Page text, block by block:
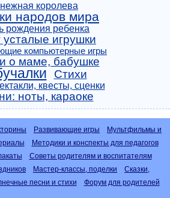
королева
народов мира
рождения ребенка
усталые игрушки
компьютерные игры
о маме, бабушке
Стихи
квесты, сценки
ноты, караоке
Развивающие игры
Мультфильмы и
Методики и конспекты для педагогов
Советы родителям и воспитателям
Мастер-классы, поделки
Сказки,
песни и стихи Форум для родителей